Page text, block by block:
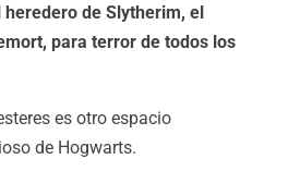
de Slytherim, el
para terror de todos los
es otro espacio
de Hogwarts.